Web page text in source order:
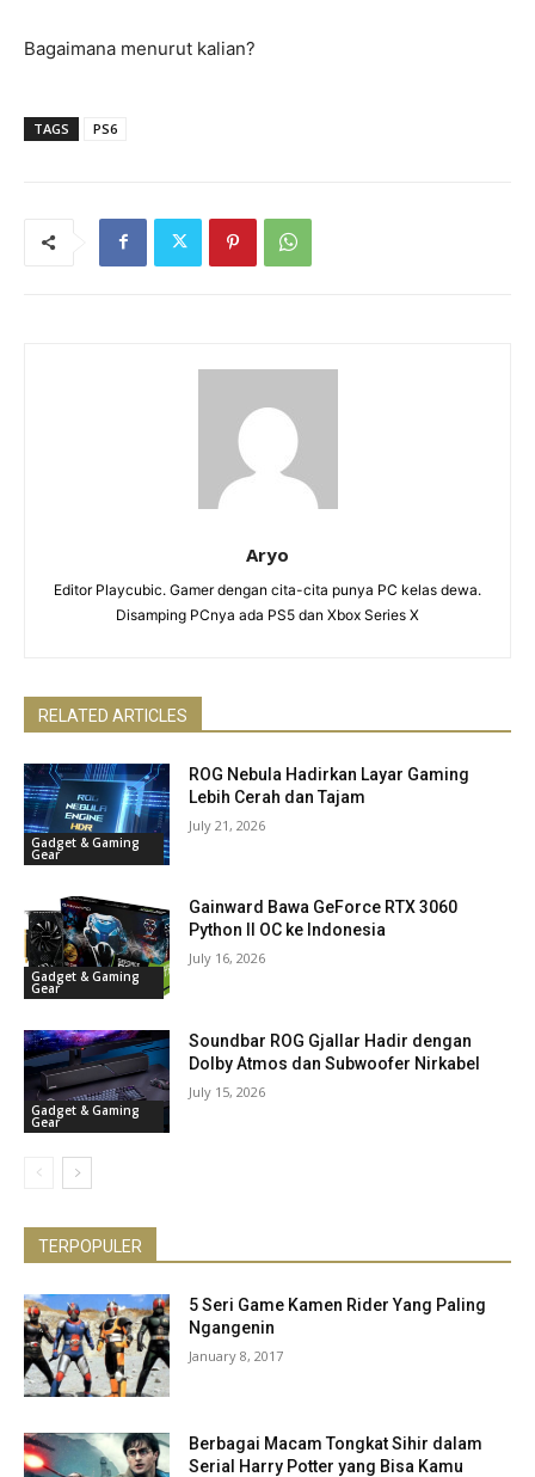
Bagaimana menurut kalian?
TAGS PS6
Aryo
Editor Playcubic. Gamer dengan cita-cita punya PC kelas dewa.
Disamping PCnya ada PS5 dan Xbox Series X
RELATED ARTICLES
Gadget & Gaming
Gear
ROG Nebula Hadirkan Layar Gaming
Lebih Cerah dan Tajam
July 21, 2026
Gadget & Gaming
Gear
Gainward Bawa GeForce RTX 3060
Python II OC ke Indonesia
July 16, 2026
Gadget & Gaming
Gear
Soundbar ROG Gjallar Hadir dengan
Dolby Atmos dan Subwoofer Nirkabel
July 15, 2026
TERPOPULER
5 Seri Game Kamen Rider Yang Paling
Ngangenin
January 8, 2017
Berbagai Macam Tongkat Sihir dalam
Serial Harry Potter yang Bisa Kamu